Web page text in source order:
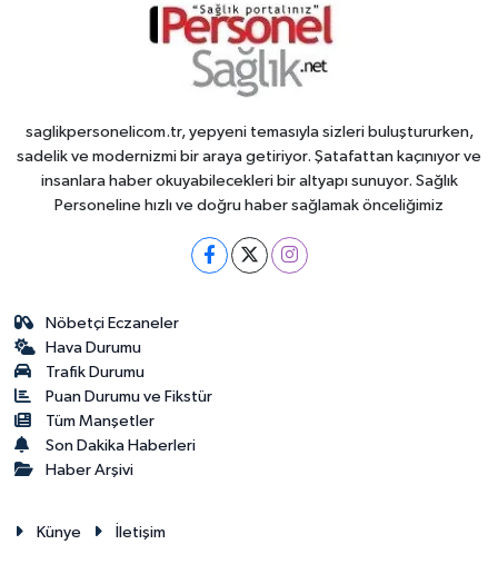
saglikpersonelicom.tr, yepyeni temasıyla sizleri buluştururken,
sadelik ve modernizmi bir araya getiriyor. Şatafattan kaçınıyor ve
insanlara haber okuyabilecekleri bir altyapı sunuyor. Sağlık
Personeline hızlı ve doğru haber sağlamak önceliğimiz
Nöbetçi Eczaneler
Hava Durumu
Trafik Durumu
Puan Durumu ve Fikstür
Tüm Manşetler
Son Dakika Haberleri
Haber Arşivi
Künye İletişim